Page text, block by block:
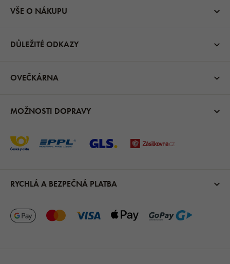
VŠE O NÁKUPU
DŮLEŽITÉ ODKAZY
OVEČKÁRNA
MOŽNOSTI DOPRAVY
RYCHLÁ A BEZPEČNÁ PLATBA